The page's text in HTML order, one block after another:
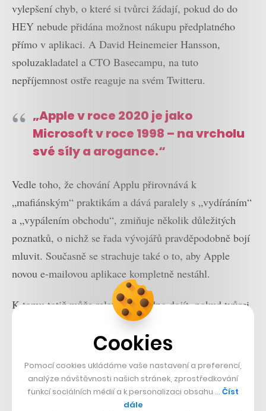
vylepšení chyb, o které si tvůrci žádají, pokud do do
HEY nebude přidána možnost nákupu předplatného
přímo v aplikaci. A David Heinemeier Hansson,
spoluzakladatel a CTO Basecampu, na tuto
nepříjemnost ostře reaguje na svém Twitteru.
„Apple v roce 2020 je jako
Microsoft v roce 1998 – na vrcholu
své síly a arogance.“
Vedle toho, že chování Applu přirovnává k
„mafiánským“ praktikám a dává paralely s „vydíráním“
a „vypálením obchodu“, zmiňuje několik důležitých
poznatků, o nichž se řada vývojářů pravděpodobně bojí
mluvit. Současně se strachuje také o to, aby Apple
novou e-mailovou aplikace kompletně nestáhl.
K tomu totiž může relativně snadno dojít, pokud tvůrci
nepřistoupí na podmínky Applu, v nichž se mimo jiné
zmiňuje, že aplikace nemohou využívat svých vlastních
Nutno říct, že má v tomto Cookova firma naprostou
pravomoc a je tím, co definitivně rozhoduje.
Cookies
Pomocí cookies ukládáme vaše nastavení a preferencí,
analýze návštěvnosti našich stránek, zprostředkování
funkcí sociálních médií a k personalizaci obsahu … Číst
dále